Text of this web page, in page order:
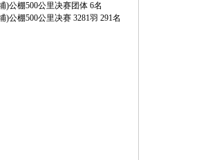
)公棚500公里决赛团体 6名
)公棚500公里决赛 3281羽 291名